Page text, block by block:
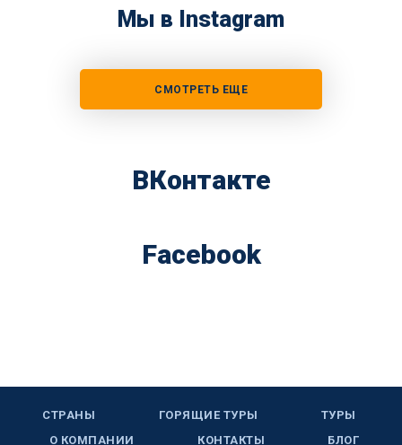
Мы в Instagram
СМОТРЕТЬ ЕЩЕ
ВКонтакте
Facebook
СТРАНЫ ГОРЯЩИЕ ТУРЫ
ТУРЫ
О КОМПАНИИ
КОНТАКТЫ БЛОГ